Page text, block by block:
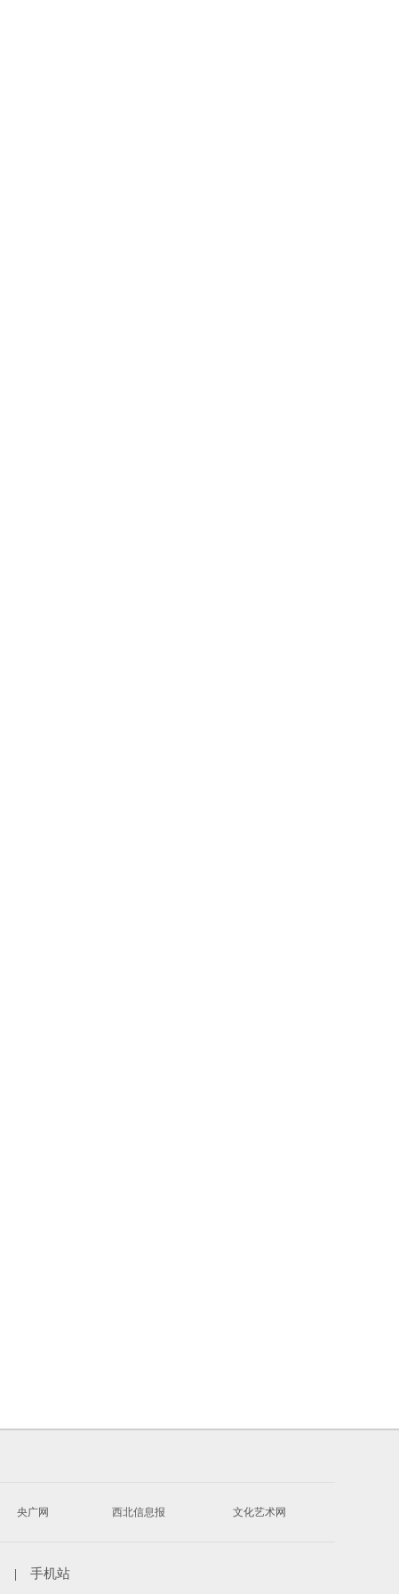
央广网 西北信息报 文化艺术网
| 手机站